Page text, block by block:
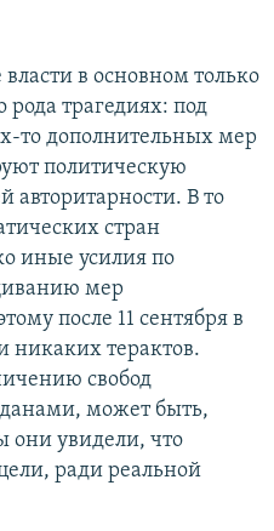
в основном только
рода трагедиях: под
то дополнительных мер
политическую
авторитарности. В то
стран
иные усилия по
мер
после 11 сентября в
никаких терактов.
свобод
может быть,
они увидели, что
ради реальной